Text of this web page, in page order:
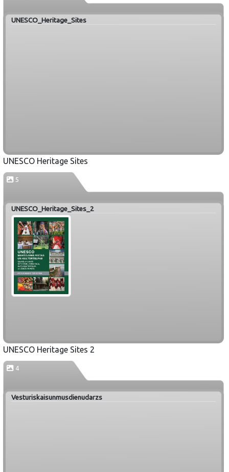
UNESCO_Heritage_Sites
UNESCO Heritage Sites
5
UNESCO_Heritage_Sites_2
UNESCO Heritage Sites 2
4
Vesturiskaisunmusdienudarzs